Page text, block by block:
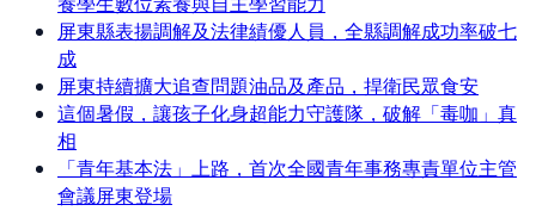
屏東縣表揚調解及法律績優人員，全縣調解成功率破七
成
屏東持續擴大追查問題油品及產品，捍衛民眾食安
這個暑假，讓孩子化身超能力守護隊，破解「毒咖」真
相
「青年基本法」上路，首次全國青年事務專責單位主管
會議屏東登場